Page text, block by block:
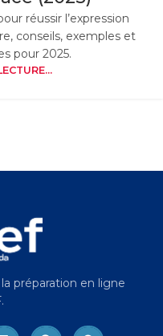
réussir l’expression
conseils, exemples et
pour 2025.
préparation en ligne